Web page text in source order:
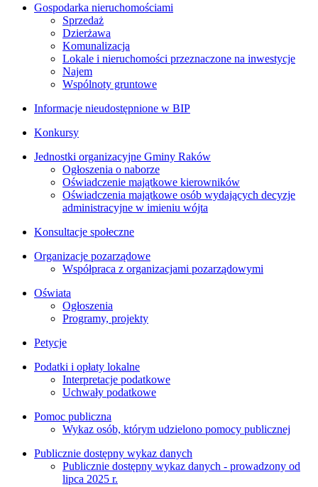
Gospodarka nieruchomościami
Sprzedaż
Dzierżawa
Komunalizacja
Lokale i nieruchomości przeznaczone na inwestycje
Najem
Wspólnoty gruntowe
Informacje nieudostępnione w BIP
Konkursy
Jednostki organizacyjne Gminy Raków
Ogłoszenia o naborze
Oświadczenie majątkowe kierowników
Oświadczenia majątkowe osób wydających decyzje
administracyjne w imieniu wójta
Konsultacje społeczne
Organizacje pozarządowe
Współpraca z organizacjami pozarządowymi
Oświata
Ogłoszenia
Programy, projekty
Petycje
Podatki i opłaty lokalne
Interpretacje podatkowe
Uchwały podatkowe
Pomoc publiczna
Wykaz osób, którym udzielono pomocy publicznej
Publicznie dostępny wykaz danych
Publicznie dostępny wykaz danych - prowadzony od
lipca 2025 r.